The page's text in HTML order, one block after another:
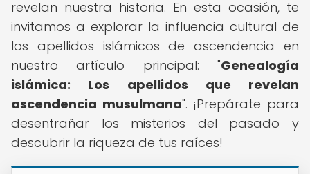
revelan nuestra historia. En esta ocasión, te
invitamos a explorar la influencia cultural de
los apellidos islámicos de ascendencia en
nuestro artículo principal: "Genealogía
islámica: Los apellidos que revelan
ascendencia musulmana". ¡Prepárate para
desentrañar los misterios del pasado y
descubrir la riqueza de tus raíces!